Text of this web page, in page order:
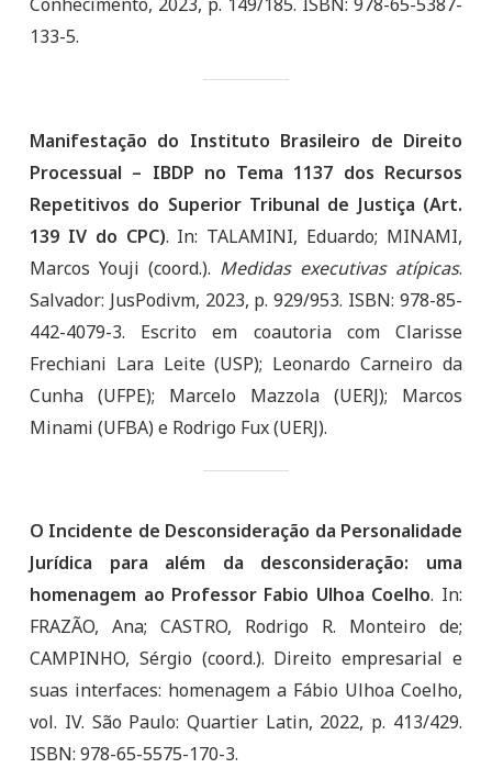
133-5.
Manifestação do Instituto Brasileiro de Direito
Processual – IBDP no Tema 1137 dos Recursos
Repetitivos do Superior Tribunal de Justiça (Art.
139 IV do CPC). In: TALAMINI, Eduardo; MINAMI,
Marcos Youji (coord.). Medidas executivas atípicas.
Salvador: JusPodivm, 2023, p. 929/953. ISBN: 978-85-
442-4079-3. Escrito em coautoria com Clarisse
Frechiani Lara Leite (USP); Leonardo Carneiro da
Cunha (UFPE); Marcelo Mazzola (UERJ); Marcos
Minami (UFBA) e Rodrigo Fux (UERJ).
O Incidente de Desconsideração da Personalidade
Jurídica para além da desconsideração: uma
homenagem ao Professor Fabio Ulhoa Coelho. In:
FRAZÃO, Ana; CASTRO, Rodrigo R. Monteiro de;
CAMPINHO, Sérgio (coord.). Direito empresarial e
suas interfaces: homenagem a Fábio Ulhoa Coelho,
vol. IV. São Paulo: Quartier Latin, 2022, p. 413/429.
ISBN: 978-65-5575-170-3.